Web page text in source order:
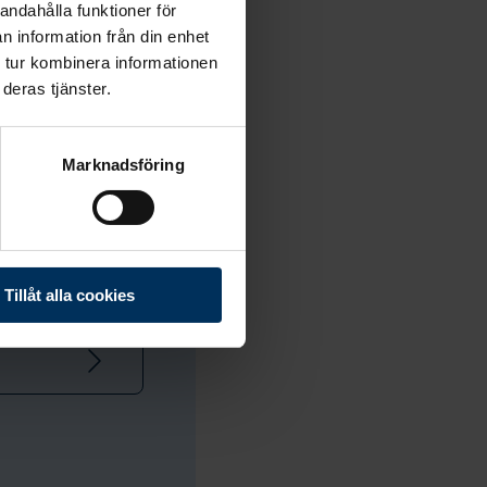
funktioner för
information från din enhet
kombinera informationen
tjänster.
Marknadsföring
Tillåt alla cookies